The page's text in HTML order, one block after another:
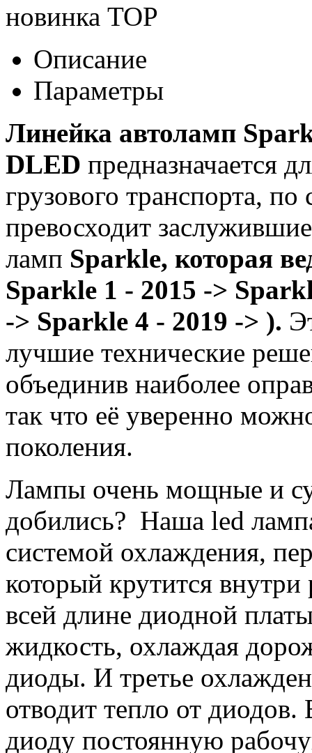
новинка TOP
Описание
Параметры
Линейка автоламп
DLED предназначается
грузового транспорта,
превосходит
ламп Sparkle, которая
Sparkle 1 - 2015 ->
-> Sparkle 4 - 2019 -> ).
лучшие технические
объединив наиболее
так что её уверенно
поколения.
Лампы очень мощные и
добились? Наша led
системой охлаждения,
который крутится внутри
всей длине диодной
жидкость, охлаждая
диоды. И третье
отводит тепло от диодов.
диоду постоянную